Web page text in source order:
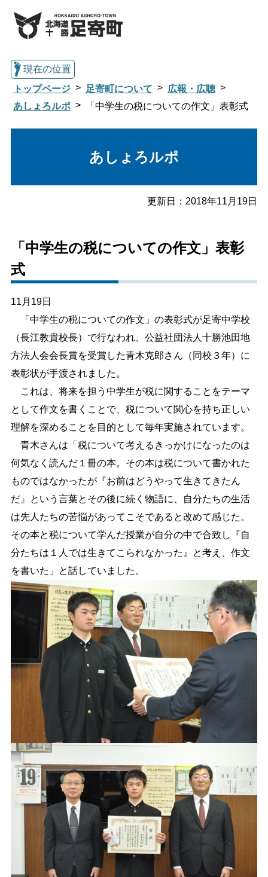
子育て・教育 健康・福祉
文字サイズ
標準 拡大
色合い
白 黒 黄 青
リセット
language
閉じる
現在の位置
トップページ
足寄町について
広報・広聴
あしょろルポ
「中学生の税についての作文」表彰式
あしょろルポ
更新日： 2018年11月19日
「中学生の税についての作文」表彰
式
11月19日
「中学生の税についての作文」の表彰式が足寄中学校
（長江教貴校長）で行なわれ、公益社団法人十勝池田地
方法人会会長賞を受賞した青木克郎さん（同校３年）に
表彰状が手渡されました。
これは、将来を担う中学生が税に関することをテーマ
として作文を書くことで、税について関心を持ち正しい
理解を深めることを目的として毎年実施されています。
青木さんは「税について考えるきっかけになったのは
何気なく読んだ１冊の本。その本は税について書かれた
ものではなかったが『お前はどうやって生きてきたん
だ』という言葉とその後に続く物語に、自分たちの生活
は先人たちの苦悩があってこそであると改めて感じた。
その本と税について学んだ授業が自分の中で合致し『自
分たちは１人では生きてこられなかった』と考え、作文
を書いた」と話していました。